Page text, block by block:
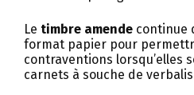
Le timbre amende continue
format papier pour
contraventions lorsqu’elles
carnets à souche de